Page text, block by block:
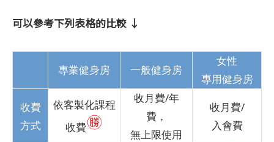
可以參考下列表格的比較 ↓
專業健身房 一般健身房
女性
專用健身房
收費
方式
依客製化課程
收費
收月費/年
費，
無上限使用
收月費/
入會費